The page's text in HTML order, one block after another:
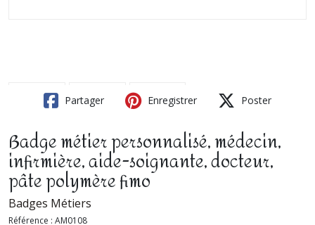
Partager Enregistrer Poster
Badge métier personnalisé, médecin,
infirmière, aide-soignante, docteur,
pâte polymère fimo
Badges Métiers
Référence : AM0108